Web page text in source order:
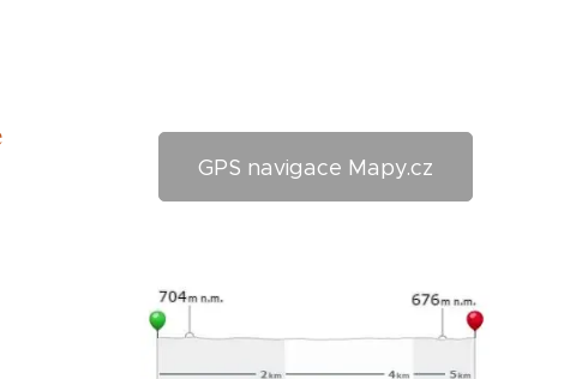
GPS navigace Mapy.cz